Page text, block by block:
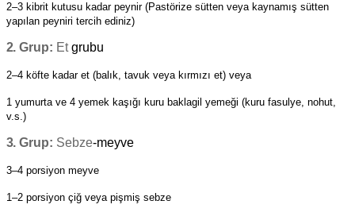
2–3 kibrit kutusu kadar peynir (Pastörize sütten veya kaynamış sütten
yapılan peyniri tercih ediniz)
2.Grup: Et grubu
2–4 köfte kadar et (balık, tavuk veya kırmızı et) veya
1 yumurta ve 4 yemek kaşığı kuru baklagil yemeği (kuru fasulye, nohut,
v.s.)
3.Grup: Sebze-meyve
3–4 porsiyon meyve
1–2 porsiyon çiğ veya pişmiş sebze